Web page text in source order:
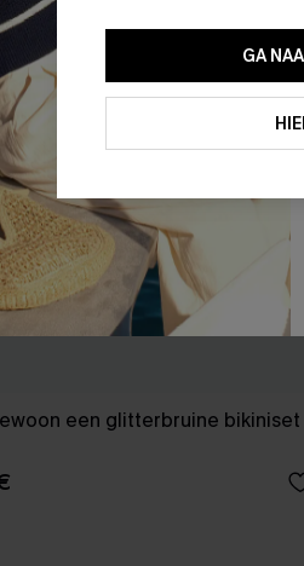
een glitterbruine bikiniset
GA